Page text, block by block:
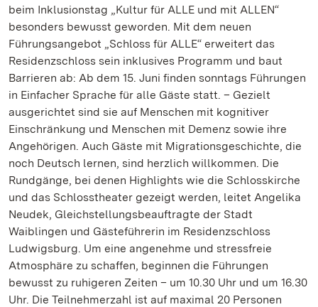
beim Inklusionstag „Kultur für ALLE und mit ALLEN“
besonders bewusst geworden. Mit dem neuen
Führungsangebot „Schloss für ALLE“ erweitert das
Residenzschloss sein inklusives Programm und baut
Barrieren ab: Ab dem 15. Juni finden sonntags Führungen
in Einfacher Sprache für alle Gäste statt. – Gezielt
ausgerichtet sind sie auf Menschen mit kognitiver
Einschränkung und Menschen mit Demenz sowie ihre
Angehörigen. Auch Gäste mit Migrationsgeschichte, die
noch Deutsch lernen, sind herzlich willkommen. Die
Rundgänge, bei denen Highlights wie die Schlosskirche
und das Schlosstheater gezeigt werden, leitet Angelika
Neudek, Gleichstellungsbeauftragte der Stadt
Waiblingen und Gästeführerin im Residenzschloss
Ludwigsburg. Um eine angenehme und stressfreie
Atmosphäre zu schaffen, beginnen die Führungen
bewusst zu ruhigeren Zeiten – um 10.30 Uhr und um 16.30
Uhr. Die Teilnehmerzahl ist auf maximal 20 Personen